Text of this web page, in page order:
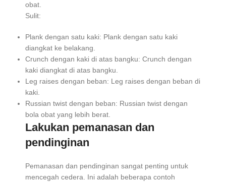
obat.
Sulit:
Plank dengan satu kaki: Plank dengan satu kaki
diangkat ke belakang.
Crunch dengan kaki di atas bangku: Crunch dengan
kaki diangkat di atas bangku.
Leg raises dengan beban: Leg raises dengan beban di
kaki.
Russian twist dengan beban: Russian twist dengan
bola obat yang lebih berat.
Lakukan pemanasan dan
pendinginan
Pemanasan dan pendinginan sangat penting untuk
mencegah cedera. Ini adalah beberapa contoh